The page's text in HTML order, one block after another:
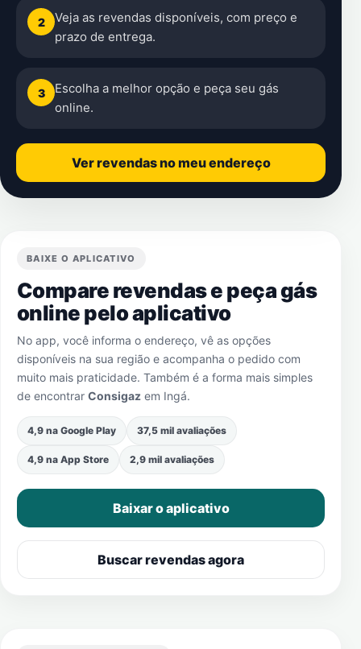
2
Veja as revendas disponíveis, com preço e
prazo de entrega.
3
Escolha a melhor opção e peça seu gás
online.
Ver revendas no meu endereço
BAIXE O APLICATIVO
Compare revendas e peça gás
online pelo aplicativo
No app, você informa o endereço, vê as opções
disponíveis na sua região e acompanha o pedido com
muito mais praticidade. Também é a forma mais simples
de encontrar Consigaz em Ingá.
4,9 na Google Play 37,5 mil avaliações
4,9 na App Store 2,9 mil avaliações
Baixar o aplicativo
Buscar revendas agora